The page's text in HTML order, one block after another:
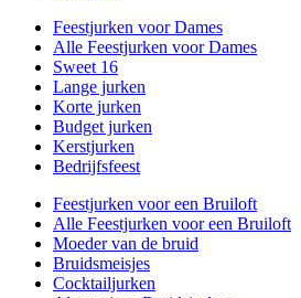
Feestjurken voor Dames
Alle Feestjurken voor Dames
Sweet 16
Lange jurken
Korte jurken
Budget jurken
Kerstjurken
Bedrijfsfeest
Feestjurken voor een Bruiloft
Alle Feestjurken voor een Bruiloft
Moeder van de bruid
Bruidsmeisjes
Cocktailjurken